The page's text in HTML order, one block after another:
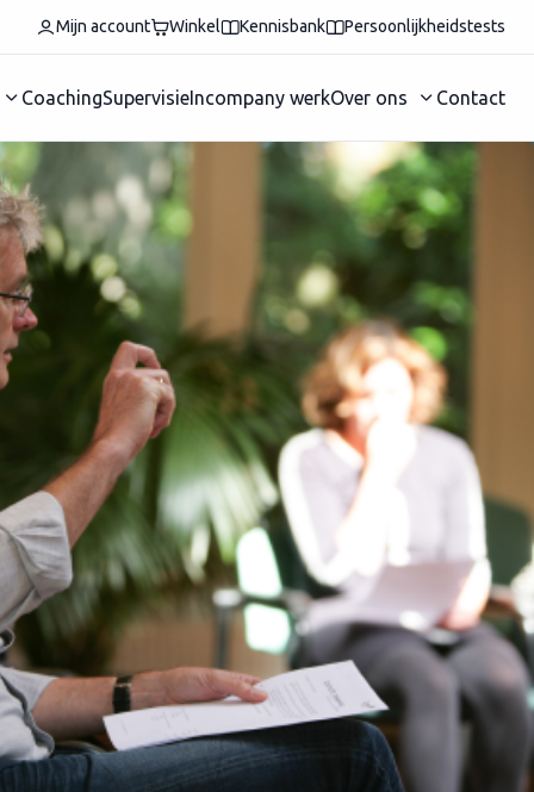
Mijn account Winkel Kennisbank Persoonlijkheidstests
CoachingSupervisieIncompany werkOver ons Contact